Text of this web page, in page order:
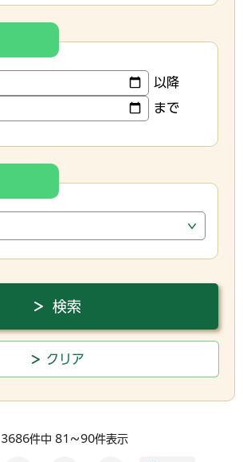
以降
まで
3686件中 81～90件表示